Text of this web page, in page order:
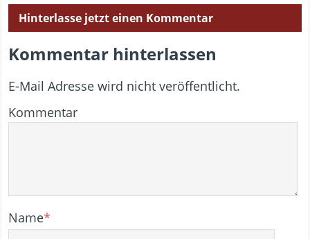
Hinterlasse jetzt einen Kommentar
Kommentar hinterlassen
E-Mail Adresse wird nicht veröffentlicht.
Kommentar
Name*